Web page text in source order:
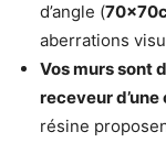
d’angle (
aberrations
Vos murs sont
receveur
résine